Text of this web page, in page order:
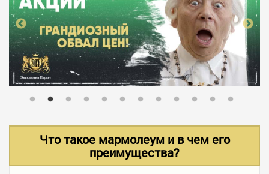
АССОРТИМЕНТ
В НАЛИЧИИ
АКЦИИ
Что такое мармолеум и в чем его
преимущества?